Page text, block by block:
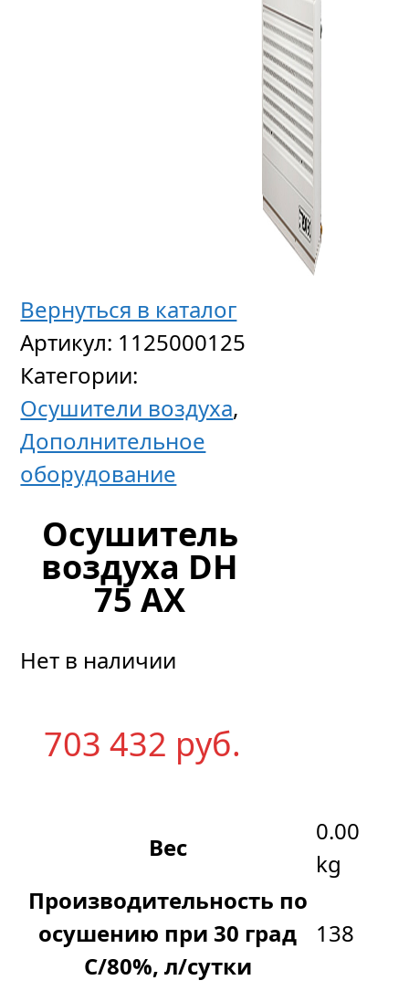
Вернуться в каталог
Артикул: 1125000125
Категории:
Осушители воздуха,
Дополнительное
оборудование
Осушитель
воздуха DH
75 AX
Нет в наличии
703 432 руб.
Вес
0.00
kg
Производительность по
осушению при 30 град
С/80%, л/сутки
138